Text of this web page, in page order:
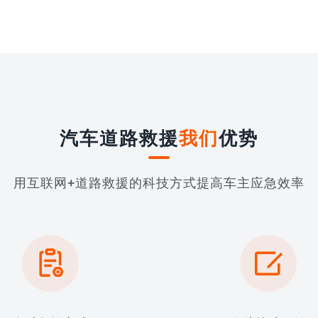
汽车道路救援我们优势
用互联网+道路救援的科技方式提高车主应急效率
 